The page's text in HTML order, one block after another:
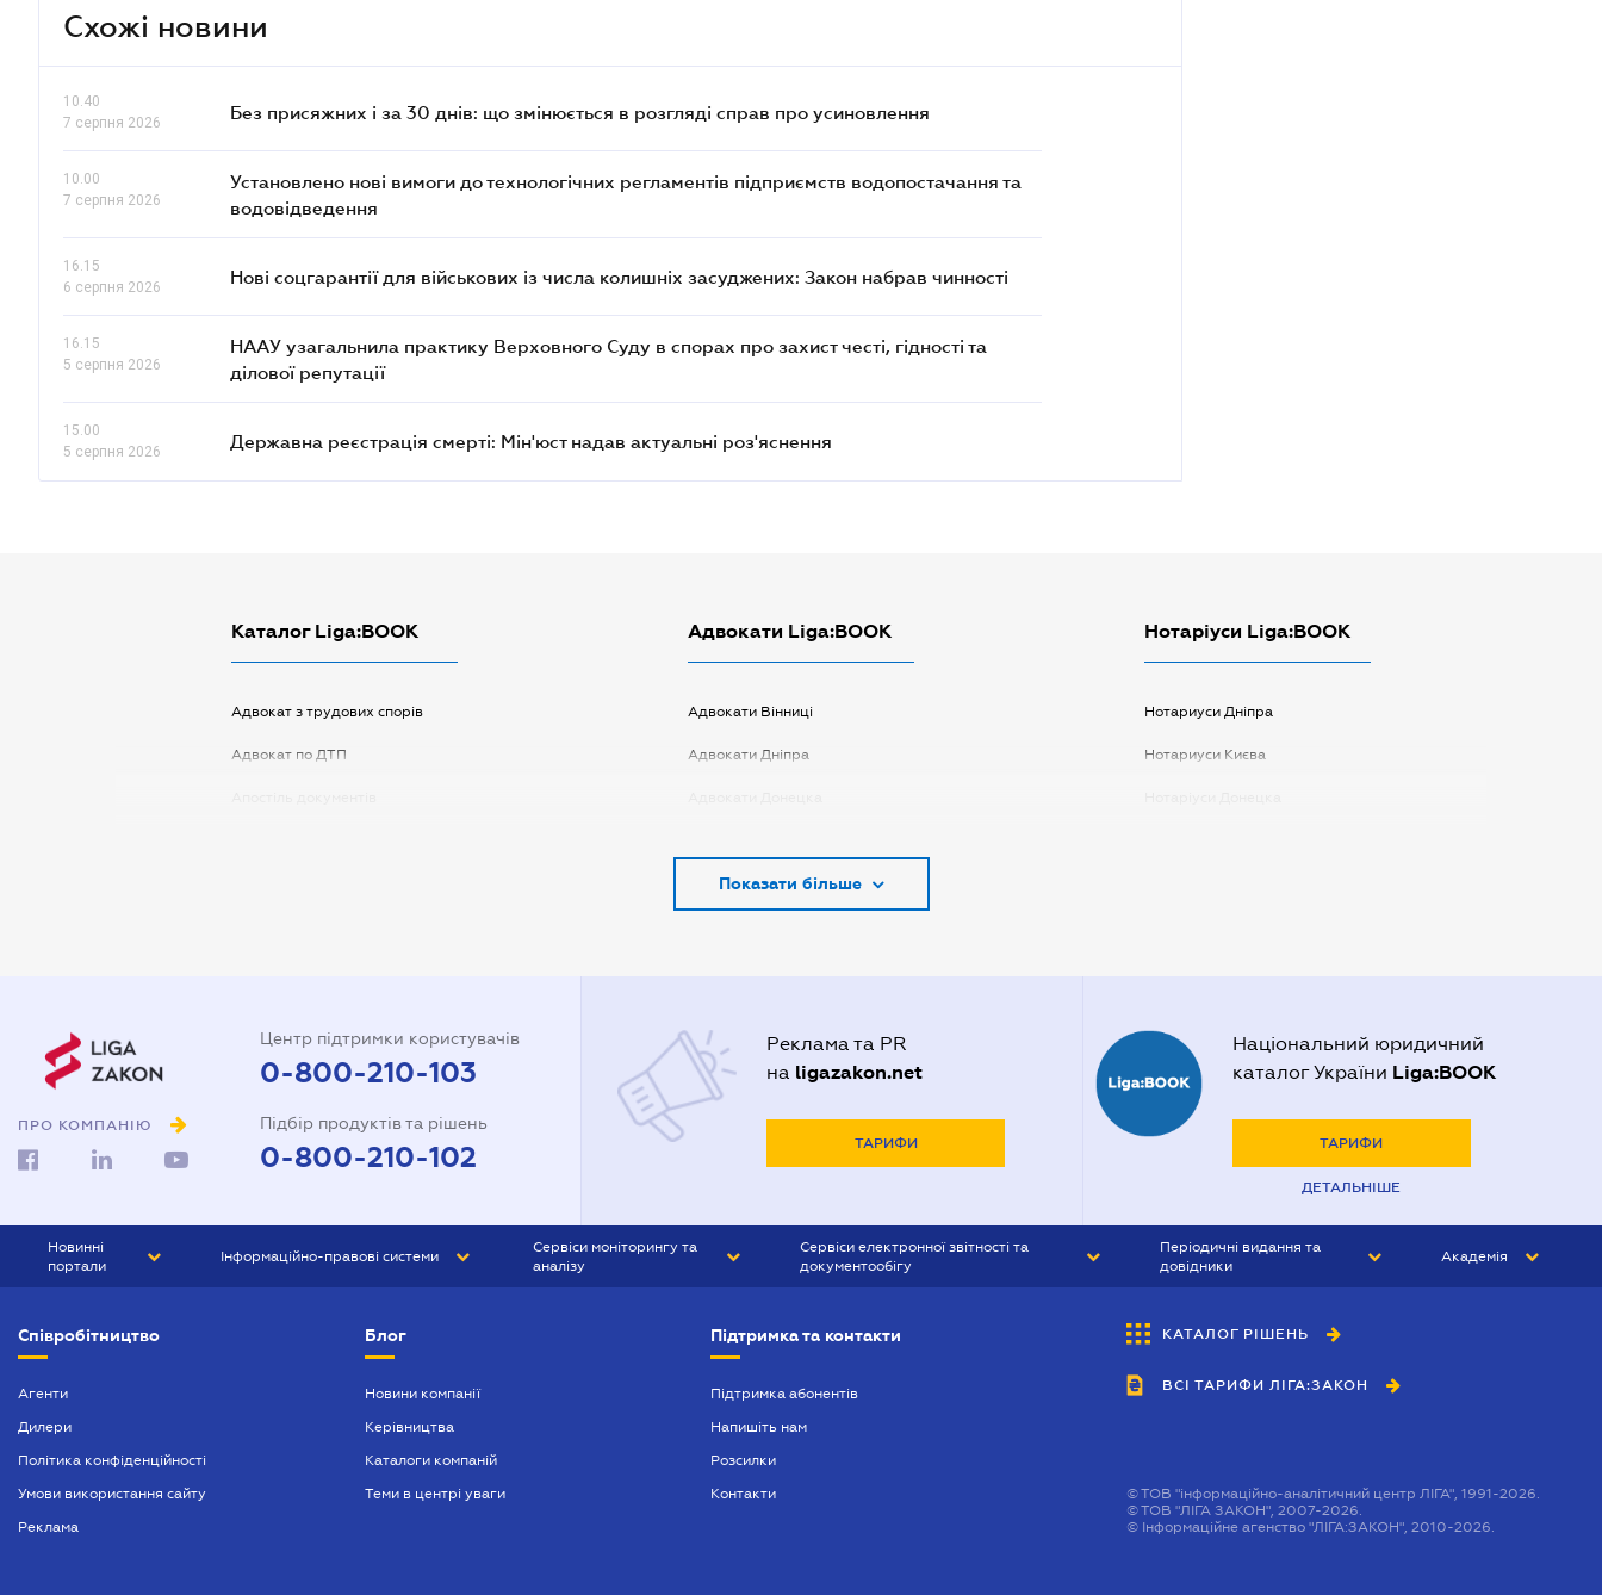
Схожі новини
10.40
7 серпня 2026
Без присяжних і за 30 днів: що змінюється в розгляді справ про усиновлення
10.00
7 серпня 2026
Установлено нові вимоги до технологічних регламентів підприємств водопостачання та
водовідведення
16.15
6 серпня 2026
Нові соцгарантії для військових із числа колишніх засуджених: Закон набрав чинності
16.15
5 серпня 2026
НААУ узагальнила практику Верховного Суду в спорах про захист честі, гідності та
ділової репутації
15.00
5 серпня 2026
Державна реєстрація смерті: Мін'юст надав актуальні роз'яснення
Каталог Liga:BOOK
Адвокат з трудових спорів
Адвокат по ДТП
інтересів в суді
Довіреність на реєстрацію
майном
Договір купівлі-продажу
Адвокати Liga:BOOK
Адвокати Вінниці
Адвокати Дніпра
Адвокати Києва
Адвокати Полтави
Адвокати Харькова
Адвокаты Кривого Рогу
Нотаріуси Liga:BOOK
Нотариуси Дніпра
Нотариуси Києва
Показати більше
ПРО КОМПАНІЮ
Центр підтримки користувачів
0-800-210-103
Підбір продуктів та рішень
0-800-210-102
Реклама та PR
на ligazakon.net
ТАРИФИ
Національний юридичний
каталог України Liga:BOOK
ТАРИФИ
ДЕТАЛЬНІШЕ
Новинні
портали
БІЗНЕС
Інформаційно-правові системи
БУХГАЛТЕР ПРОФ
Сервіси моніторингу та
аналізу
Сервіси електронної звітності та
документообігу
Періодичні видання та
довідники
БУХГАЛТЕР&ЗАКОН
ВІСНИК МСФЗ
Академія
Співробітництво
Агенти
Дилери
Політика конфіденційності
Умови використання сайту
Реклама
Блог
Новини компанії
Керівництва
Каталоги компаній
Теми в центрі уваги
Підтримка та контакти
Підтримка абонентів
Напишіть нам
Розсилки
Контакти
КАТАЛОГ РІШЕНЬ
ВСІ ТАРИФИ ЛІГА:ЗАКОН
©ТОВ "інформаційно-аналітичний центр ЛІГА", 1991-2026.
©ТОВ "ЛІГА ЗАКОН", 2007-2026.
© Інформаційне агенство "ЛІГА:ЗАКОН", 2010-2026.